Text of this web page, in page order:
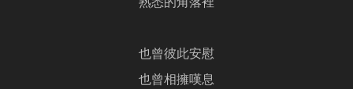
熟悉的角落裡
也曾彼此安慰
也曾相擁嘆息